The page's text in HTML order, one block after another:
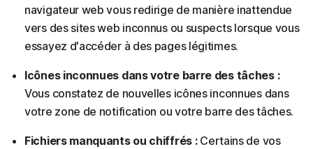
navigateur web vous redirige de manière inattendue
vers des sites web inconnus ou suspects lorsque vous
essayez d'accéder à des pages légitimes.
Icônes inconnues dans votre barre des tâches :
Vous constatez de nouvelles icônes inconnues dans
votre zone de notification ou votre barre des tâches.
Fichiers manquants ou chiffrés :Certains de vos